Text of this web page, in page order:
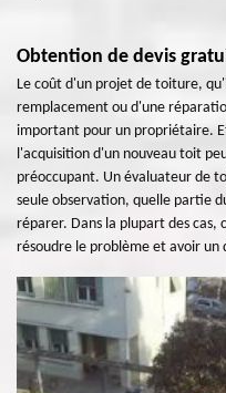
Obtention de devis
Le coût d'un projet de toiture,
remplacement ou d'une
important pour un propriétaire.
l'acquisition d'un nouveau toit
préoccupant. Un évaluateur de
seule observation, quelle partie
réparer. Dans la plupart des cas,
résoudre le problème et avoir un